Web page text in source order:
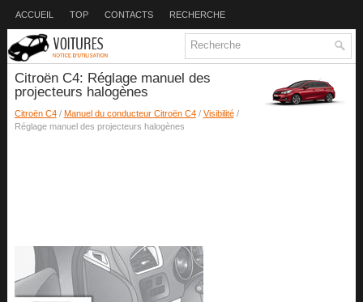
ACCUEIL TOP CONTACTS RECHERCHE
Citroën C4: Réglage manuel des
projecteurs halogènes
Citroën C4/ Manuel du conducteur Citroën C4/ Visibilité/
Réglage manuel des projecteurs halogènes